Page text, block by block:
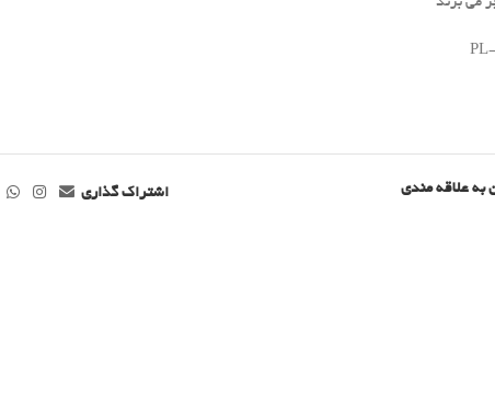
به علاقه مندی اشتراک گذاری